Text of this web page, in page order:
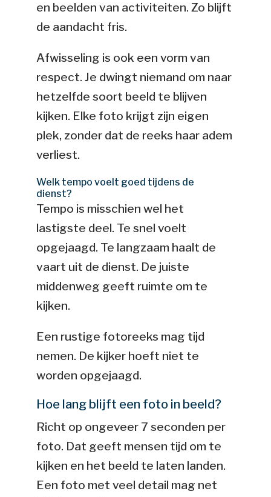
en beelden van activiteiten. Zo blijft
de aandacht fris.
Afwisseling is ook een vorm van
respect. Je dwingt niemand om naar
hetzelfde soort beeld te blijven
kijken. Elke foto krijgt zijn eigen
plek, zonder dat de reeks haar adem
verliest.
Welk tempo voelt goed tijdens de
dienst?
Tempo is misschien wel het
lastigste deel. Te snel voelt
opgejaagd. Te langzaam haalt de
vaart uit de dienst. De juiste
middenweg geeft ruimte om te
kijken.
Een rustige fotoreeks mag tijd
nemen. De kijker hoeft niet te
worden opgejaagd.
Hoe lang blijft een foto in beeld?
Richt op ongeveer 7 seconden per
foto. Dat geeft mensen tijd om te
kijken en het beeld te laten landen.
Een foto met veel detail mag net